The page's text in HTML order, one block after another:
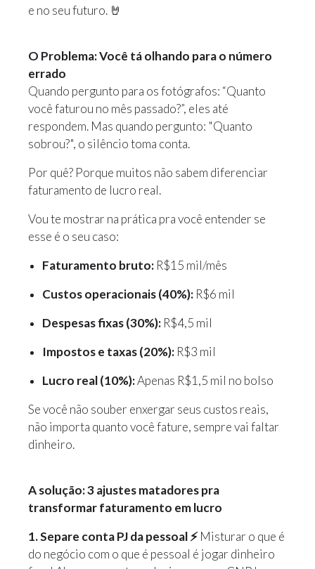
e no seu futuro. 🤘
O Problema: Você tá olhando para o número
errado
Quando pergunto para os fotógrafos: “Quanto
você faturou no mês passado?”, eles até
respondem. Mas quando pergunto: "Quanto
sobrou?", o silêncio toma conta.
Por quê? Porque muitos não sabem diferenciar
faturamento de lucro real.
Vou te mostrar na prática pra você entender se
esse é o seu caso:
Faturamento bruto: R$15 mil/mês
Custos operacionais (40%): R$6 mil
Despesas fixas (30%): R$4,5 mil
Impostos e taxas (20%): R$3 mil
Lucro real (10%):Apenas R$1,5 mil no bolso
Se você não souber enxergar seus custos reais,
não importa quanto você fature, sempre vai faltar
dinheiro.
A solução: 3 ajustes matadores pra
transformar faturamento em lucro
1. Separe conta PJ da pessoal ⚡️ Misturar o que é
do negócio com o que é pessoal é jogar dinheiro